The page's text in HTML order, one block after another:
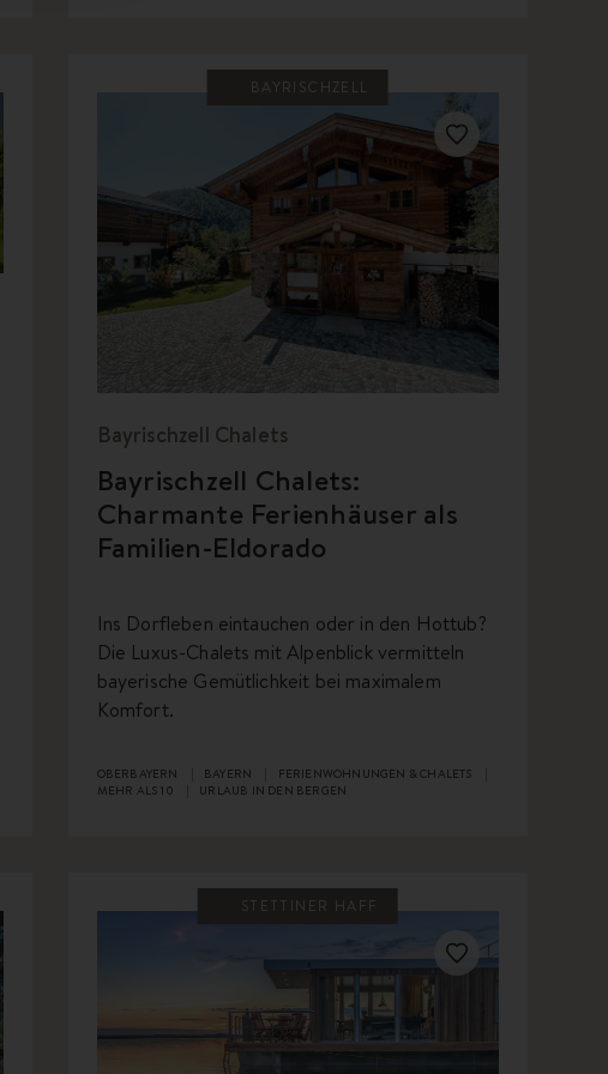
BAYRISCHZELL
Bayrischzell Chalets
Bayrischzell Chalets:
Charmante Ferienhäuser als
Familien-Eldorado
Ins Dorfleben eintauchen oder in den Hottub?
Die Luxus-Chalets mit Alpenblick vermitteln
bayerische Gemütlichkeit bei maximalem
Komfort.
OBERBAYERN BAYERN
FERIENWOHNUNGEN & CHALETS
MEHR ALS 10
URLAUB IN DEN BERGEN
STETTINER HAFF